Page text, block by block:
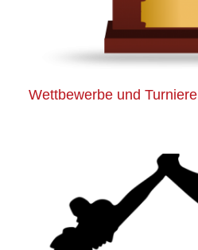
Wettbewerbe und Turniere